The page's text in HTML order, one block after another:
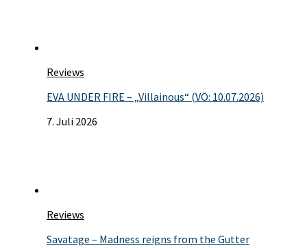
Reviews
EVA UNDER FIRE – „Villainous“ (VÖ: 10.07.2026)
7. Juli 2026
Reviews
Savatage – Madness reigns from the Gutter